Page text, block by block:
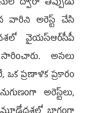
వారిని అరెస్ట్ చేసి
వైయస్ఆర్‌సీపీ
అసలు
ప్రణాళిక ప్రకారం
అరెస్ట్‌లు,